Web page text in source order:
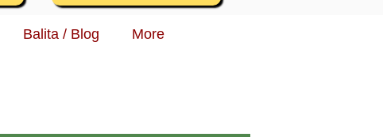
Balita / Blog More